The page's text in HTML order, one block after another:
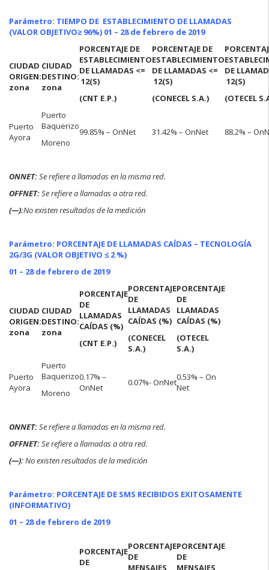
Parámetro: TIEMPO DE ESTABLECIMIENTO DE LLAMADAS
(VALOR OBJETIVO≥ 96%) 01 – 28 de febrero de 2019
CIUDAD
ORIGEN:
zona
CIUDAD
DESTINO:
zona
PORCENTAJE DE
ESTABLECIMIENTO
DE LLAMADAS <=
12(S)
(CNT E.P.)
PORCENTAJE DE
ESTABLECIMIENTO
DE LLAMADAS <=
12(S)
(CONECEL S.A.)
DE
12(S)
(OTECEL
Puerto
Ayora
Puerto
Baquerizo
Moreno
99.85% – OnNet 31.42% – OnNet 88.2% –
ONNET:Se refiere a llamadas en la misma red.
OFFNET:Se refiere a llamadas a otra red.
(—):No existen resultados de la medición
Parámetro: PORCENTAJE DE LLAMADAS CAÍDAS – TECNOLOGÍA
2G/3G (VALOR OBJETIVO ≤ 2 %)
01 – 28 de febrero de 2019
CIUDAD
ORIGEN:
zona
CIUDAD
DESTINO:
zona
PORCENTAJE
DE
LLAMADAS
CAÍDAS (%)
(CNT E.P.)
PORCENTAJE
DE
LLAMADAS
CAÍDAS (%)
(CONECEL
S.A.)
PORCENTAJE
DE
LLAMADAS
CAÍDAS (%)
(OTECEL
S.A.)
Puerto
Ayora
Puerto
Baquerizo
Moreno
0.17% –
OnNet
0.07%- OnNet0.53% – On
Net
ONNET:Se refiere a llamadas en la misma red.
OFFNET:Se refiere a llamadas a otra red.
(—):No existen resultados de la medición
Parámetro: PORCENTAJE DE SMS RECIBIDOS EXITOSAMENTE
(INFORMATIVO)
01 – 28 de febrero de 2019
PORCENTAJE
DE
PORCENTAJE
DE
MENSAJES
PORCENTAJE
DE
MENSAJES